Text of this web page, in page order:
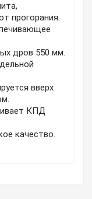
прогорания.
дров 550 мм.
вверх
КПД
качество.